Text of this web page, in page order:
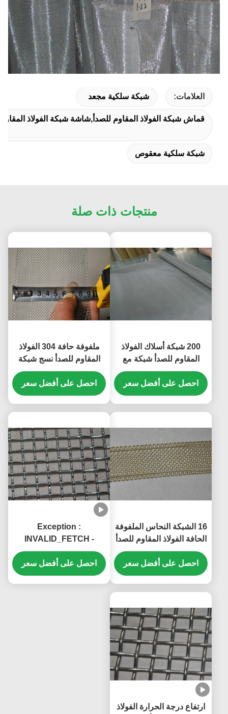
العلامات: شبكة سلكية مجعد
قماش شبكة الفولاذ المقاوم للصدأ,شاشة شبكة الفولاذ المقاوم
شبكة سلكية معقوص
منتجات ذات صلة
200 شبكة أسلاك الفولاذ
المقاوم للصدأ شبكة مع
استخدام الأسلاك المنسوجة
الصناعة الكيميائية
احصل على أفضل سعر
ملفوفة حافة 304 الفولاذ
المقاوم للصدأ نسج شبكة
سلكية 16 شبكة 90MM
العرض
احصل على أفضل سعر
16 الشبكة النحاس الملفوفة
الحافة الفولاذ المقاوم للصدأ
الشبكة السلكية الشبكة
40mm العرض
احصل على أفضل سعر
Exception :
INVALID_FETCH -
getIP() ERROR
احصل على أفضل سعر
ارتفاع درجة الحرارة الفولاذ